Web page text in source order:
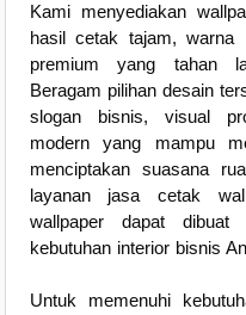
Kami menyediakan
hasil cetak tajam, warna
premium yang tahan
Beragam pilihan desain
slogan bisnis, visual
modern yang mampu
menciptakan suasana
layanan jasa cetak
wallpaper dapat
kebutuhan interior bisnis
Untuk memenuhi